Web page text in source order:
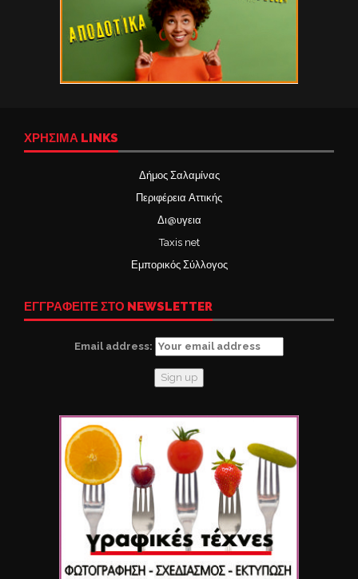
ΧΡΉΣΙΜΑ LINKS
Δήμος Σαλαμίνας
Περιφέρεια Αττικής
Δι@υγεια
Taxis net
Εμπορικός Σύλλογος
ΕΓΓΡΑΦΕΙΤΕ ΣΤΟ NEWSLETTER
Email address: